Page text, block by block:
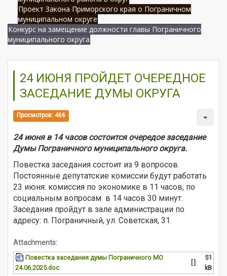
Проект Закона Приморского края о Пограничном
муниципальном округе
Конкурс на замещение должности главы Пограничного
муниципального округа
24 ИЮНЯ ПРОЙДЕТ ОЧЕРЕДНОЕ
ЗАСЕДАНИЕ ДУМЫ ОКРУГА
Просмотров: 466
24 июня в 14 часов состоится очередое заседание
Думы Пограничного муниципального округа.
Повестка заседания состоит из 9 вопросов.
Постоянные депутатские комиссии будут работать
23 июня: комиссия по экономике в 11 часов, по
социальным вопросам в 14 часов 30 минут.
Заседания пройдут в зале администрации по
адресу: п. Пограничный, ул. Советская, 31.
Attachments:
Повестка заседания думы Пограничного МО
24.06.2025.doc
51
kB